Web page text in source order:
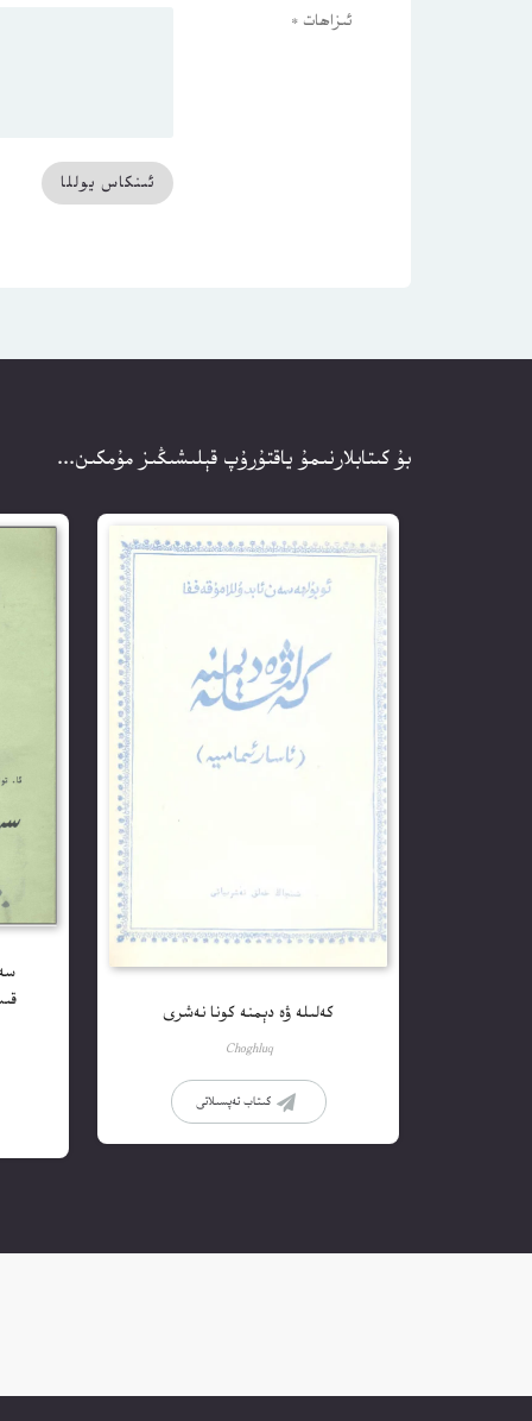
ئىزاھات *
بۇ كىتابلارنىمۇ ياقتۇرۇپ قېلىشىڭىز مۇمكىن...
كەلىلە ۋە دېمنە كونا نەشرى
Choghluq
كىتاب تەپسىلاتى